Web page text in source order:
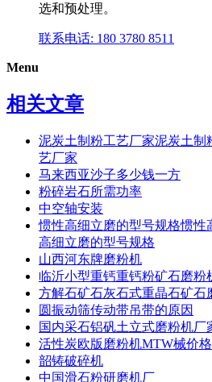
选和预处理。
联系电话: 180 3780 8511
Menu
相关文章
泥炭土制粉工艺厂家泥炭土制
艺厂家
马来西亚沙子多少钱一方
粉碎岩石所需功率
中空轴安装
惯性高细立磨的型号规格惯性
高细立磨的型号规格
山西河东牌磨粉机
临沂小型重钙重钙粉矿石磨粉
方解石矿石灰石式重晶石矿石
圆振动筛传动带吊带的原因
国内采石铝矾土立式磨粉机厂
活性炭欧版磨粉机MTW械价格
韶铸破碎机
中国滑石粉研磨机厂